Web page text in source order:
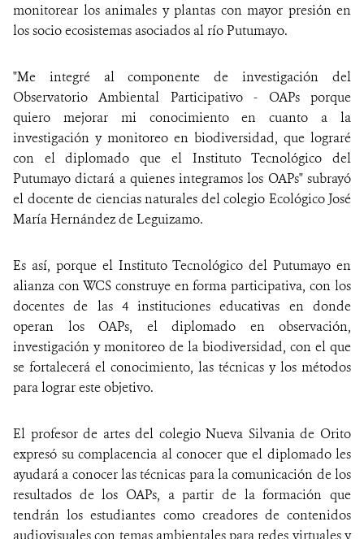
monitorear los animales y plantas con mayor presión en
los socio ecosistemas asociados al río Putumayo.
"Me integré al componente de investigación del
Observatorio Ambiental Participativo - OAPs porque
quiero mejorar mi conocimiento en cuanto a la
investigación y monitoreo en biodiversidad, que lograré
con el diplomado que el Instituto Tecnológico del
Putumayo dictará a quienes integramos los OAPs" subrayó
el docente de ciencias naturales del colegio Ecológico José
María Hernández de Leguizamo.
Es así, porque el Instituto Tecnológico del Putumayo en
alianza con WCS construye en forma participativa, con los
docentes de las 4 instituciones educativas en donde
operan los OAPs, el diplomado en observación,
investigación y monitoreo de la biodiversidad, con el que
se fortalecerá el conocimiento, las técnicas y los métodos
para lograr este objetivo.
El profesor de artes del colegio Nueva Silvania de Orito
expresó su complacencia al conocer que el diplomado les
ayudará a conocer las técnicas para la comunicación de los
resultados de los OAPs, a partir de la formación que
tendrán los estudiantes como creadores de contenidos
audiovisuales con temas ambientales para redes virtuales y